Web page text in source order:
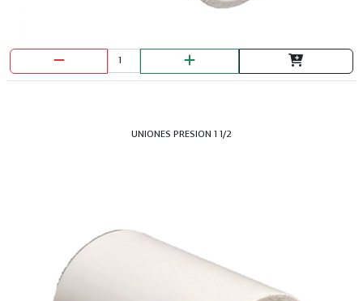
LLAVE MIXTA HOPEX 11MM
UNIONES PRESION 1 1/2